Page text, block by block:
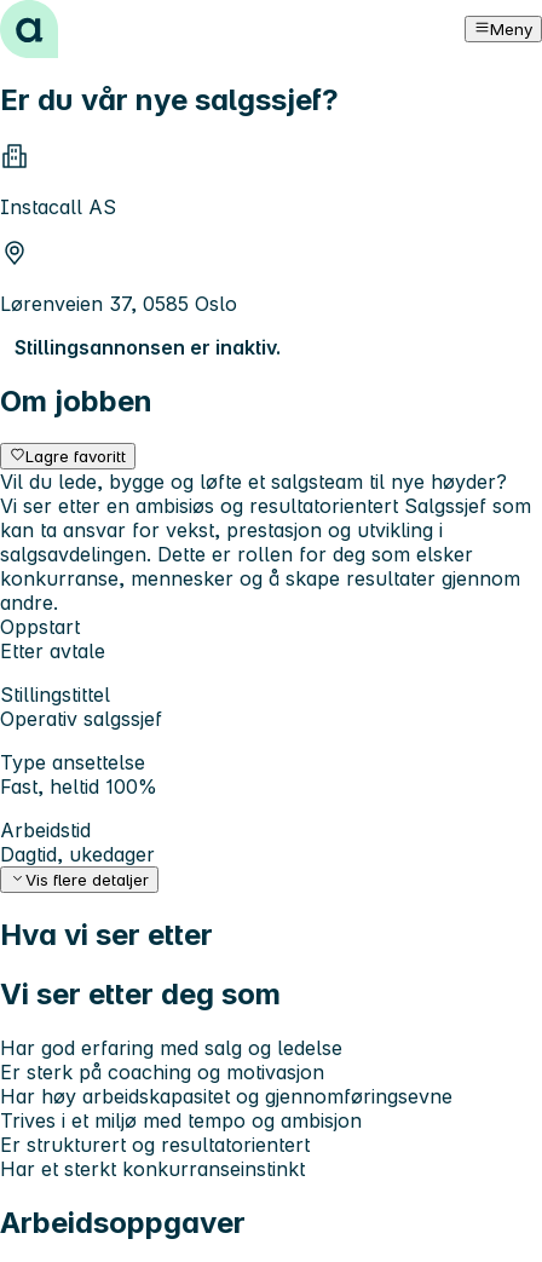
Hopp til innhold Meny
Er du vår nye salgssjef?
Instacall AS
Lørenveien 37, 0585 Oslo
Stillingsannonsen er inaktiv.
Om jobben
Lagre favoritt
Vil du lede, bygge og løfte et salgsteam til nye høyder?
Vi ser etter en ambisiøs og resultatorientert Salgssjef som
kan ta ansvar for vekst, prestasjon og utvikling i
salgsavdelingen. Dette er rollen for deg som elsker
konkurranse, mennesker og å skape resultater gjennom
andre.
Oppstart
Etter avtale
Stillingstittel
Operativ salgssjef
Type ansettelse
Fast, heltid 100%
Arbeidstid
Dagtid, ukedager
Vis flere detaljer
Hva vi ser etter
Vi ser etter deg som
Har god erfaring med salg og ledelse
Er sterk på coaching og motivasjon
Har høy arbeidskapasitet og gjennomføringsevne
Trives i et miljø med tempo og ambisjon
Er strukturert og resultatorientert
Har et sterkt konkurranseinstinkt
Arbeidsoppgaver